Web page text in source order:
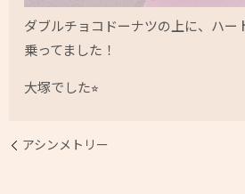
ダブルチョコドーナツの上に、ハー
乗ってました！
大塚でした⭐︎
アシンメトリー